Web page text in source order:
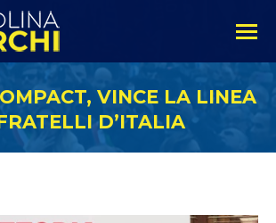
VINCE LA LINEA
D’ITALIA